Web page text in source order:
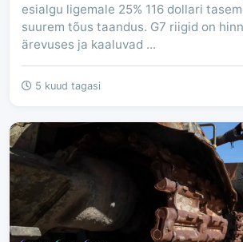
esialgu ligemale 25% 116 dollari
suurem tõus taandus. G7 riigid on
ärevuses ja kaaluvad ...
5 kuud tagasi